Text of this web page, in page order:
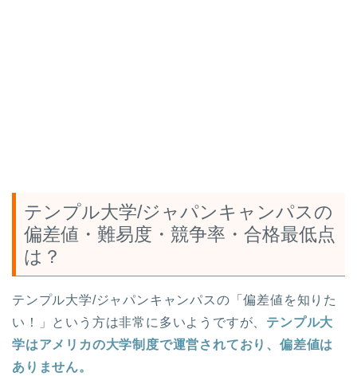
テンプル大学/ジャパンキャンパスの
偏差値・難易度・競争率・合格最低点
は？
テンプル大学/ジャパンキャンパスの「偏差値を知りた
い！」という方は非常に多いようですが、 テンプル大
学はアメリカの大学制度で運営されており、偏差値は
ありません。